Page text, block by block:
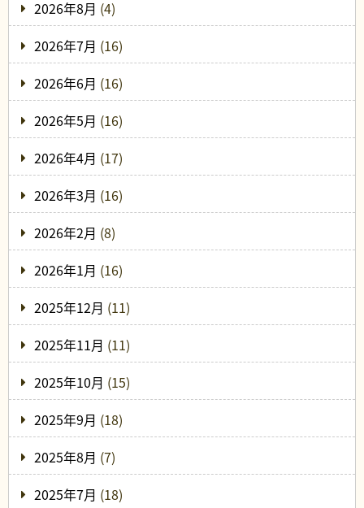
2026年8月 (4)
2026年7月 (16)
2026年6月 (16)
2026年5月 (16)
2026年4月 (17)
2026年3月 (16)
2026年2月 (8)
2026年1月 (16)
2025年12月 (11)
2025年11月 (11)
2025年10月 (15)
2025年9月 (18)
2025年8月 (7)
2025年7月 (18)